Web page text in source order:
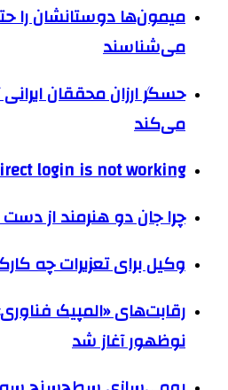
میمون‌ها دوستانشان را
می‌شناسند
حسگر ارزان محققان ایرانی
می‌کند
login is not working.
چرا جان دو هنرمند از
وکیل برای تعزیرات چه
نوظهور آغاز شد